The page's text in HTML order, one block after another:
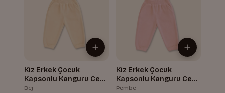
Kiz Erkek Çocuk
Kapsonlu Kanguru Cepli
Polar Ikili Takim
Bej
Kiz Erkek Çocuk
Kapsonlu Kanguru Cepli
Polar Ikili Takim
Pembe